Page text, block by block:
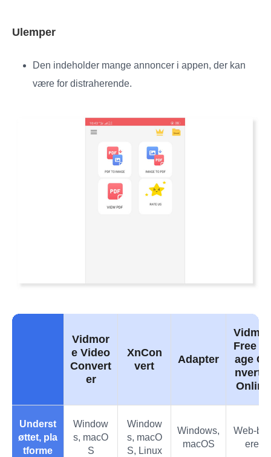
Ulemper
Den indeholder mange annoncer i appen, der kan
være for distraherende.
Vidmor
e Video
Convert
er
XnCon
vert
Adapter
Free
age Co
nverter
Online
Underst
øttet, pla
tforme
Window
s, macO
S
Window
s, macO
S, Linux
Windows,
macOS
Web-
eret